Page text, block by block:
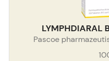
LYMPHDIARAL
Pascoe